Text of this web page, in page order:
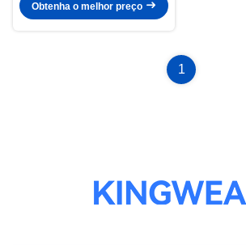
Obtenha o melhor preço
1